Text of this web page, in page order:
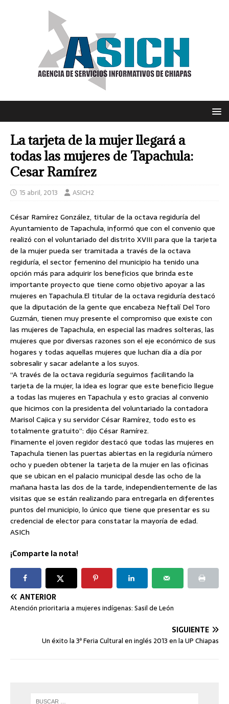
La tarjeta de la mujer llegará a
todas las mujeres de Tapachula:
Cesar Ramírez
15 abril, 2013 ASICH2
César Ramírez González, titular de la octava regiduría del
Ayuntamiento de Tapachula, informó que con el convenio que
realizó con el voluntariado del distrito XVIII para que la tarjeta
de la mujer pueda ser tramitada a través de la octava
regiduría, el sector femenino del municipio ha tenido una
opción más para adquirir los beneficios que brinda este
importante proyecto que tiene como objetivo apoyar a las
mujeres en Tapachula.El titular de la octava regiduría destacó
que la diputación de la gente que encabeza Neftalí Del Toro
Guzmán, tienen muy presente el compromiso que existe con
las mujeres de Tapachula, en especial las madres solteras, las
mujeres que por diversas razones son el eje económico de sus
hogares y todas aquellas mujeres que luchan día a día por
sobresalir y sacar adelante a los suyos.
“A través de la octava regiduría seguimos facilitando la
tarjeta de la mujer, la idea es lograr que este beneficio llegue
a todas las mujeres en Tapachula y esto gracias al convenio
que hicimos con la presidenta del voluntariado la contadora
Marisol Cajica y su servidor César Ramírez, todo esto es
totalmente gratuito”: dijo César Ramírez.
Finamente el joven regidor destacó que todas las mujeres en
Tapachula tienen las puertas abiertas en la regiduría número
ocho y pueden obtener la tarjeta de la mujer en las oficinas
que se ubican en el palacio municipal desde las ocho de la
mañana hasta las dos de la tarde, independientemente de las
visitas que se están realizando para entregarla en diferentes
puntos del municipio, lo único que tiene que presentar es su
credencial de elector para constatar la mayoría de edad.
ASICh
¡Comparte la nota!
ANTERIOR
Atención prioritaria a mujeres indígenas: Sasil de León
SIGUIENTE
Un éxito la 3ª Feria Cultural en inglés 2013 en la UP Chiapas